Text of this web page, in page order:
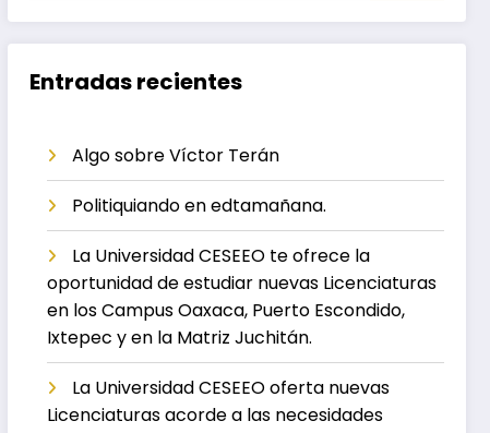
Entradas recientes
Algo sobre Víctor Terán
Politiquiando en edtamañana.
La Universidad CESEEO te ofrece la
oportunidad de estudiar nuevas Licenciaturas
en los Campus Oaxaca, Puerto Escondido,
Ixtepec y en la Matriz Juchitán.
La Universidad CESEEO oferta nuevas
Licenciaturas acorde a las necesidades